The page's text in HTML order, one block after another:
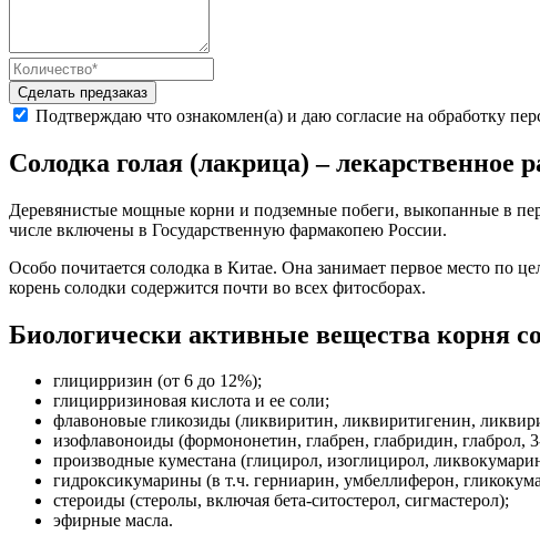
Сделать предзаказ
Подтверждаю что ознакомлен(а) и даю согласие на обработку
Солодка голая (лакрица) – лекарственное
Деревянистые мощные корни и подземные побеги, выкопанные в
числе включены в Государственную фармакопею России.
Особо почитается солодка в Китае. Она занимает первое место по
корень солодки содержится почти во всех фитосборах.
Биологически активные вещества корня
глицирризин (от 6 до 12%);
глицирризиновая кислота и ее соли;
флавоновые гликозиды (ликвиритин, ликвиритигенин,
изофлавоноиды (формононетин, глабрен, глабридин, глаброл,
производные куместана (глицирол, изоглицирол,
гидроксикумарины (в т.ч. герниарин, умбеллиферон,
стероиды (стеролы, включая бета-ситостерол, сигмастерол);
эфирные масла.